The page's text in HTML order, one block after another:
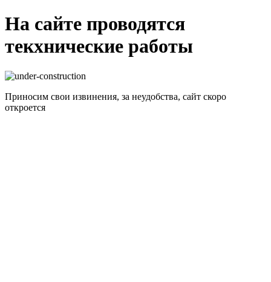
На сайте проводятся
текхнические работы
Приносим свои извинения, за неудобства, сайт скоро
откроется